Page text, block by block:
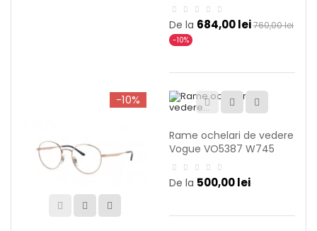
De la 684,00 lei760,00 lei
-10%
-10%
Rame ochelari de vedere
Vogue VO5387 W745
De la 500,00 lei